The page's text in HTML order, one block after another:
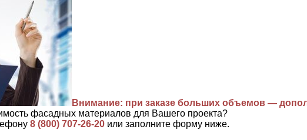
Внимание: при заказе больших объемов —
фасадных материалов для Вашего проекта?
8 (800) 707-26-20 или заполните форму ниже.